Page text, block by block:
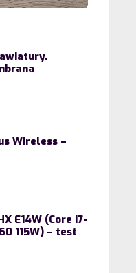
Wireless –
E14W (Core i7-
115W) – test